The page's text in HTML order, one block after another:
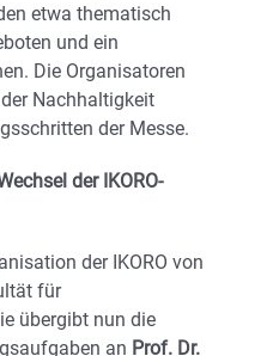
etwa thematisch
und ein
Die Organisatoren
Nachhaltigkeit
der Messe.
der IKORO-
der IKORO von
für
übergibt nun die
an Prof. Dr.